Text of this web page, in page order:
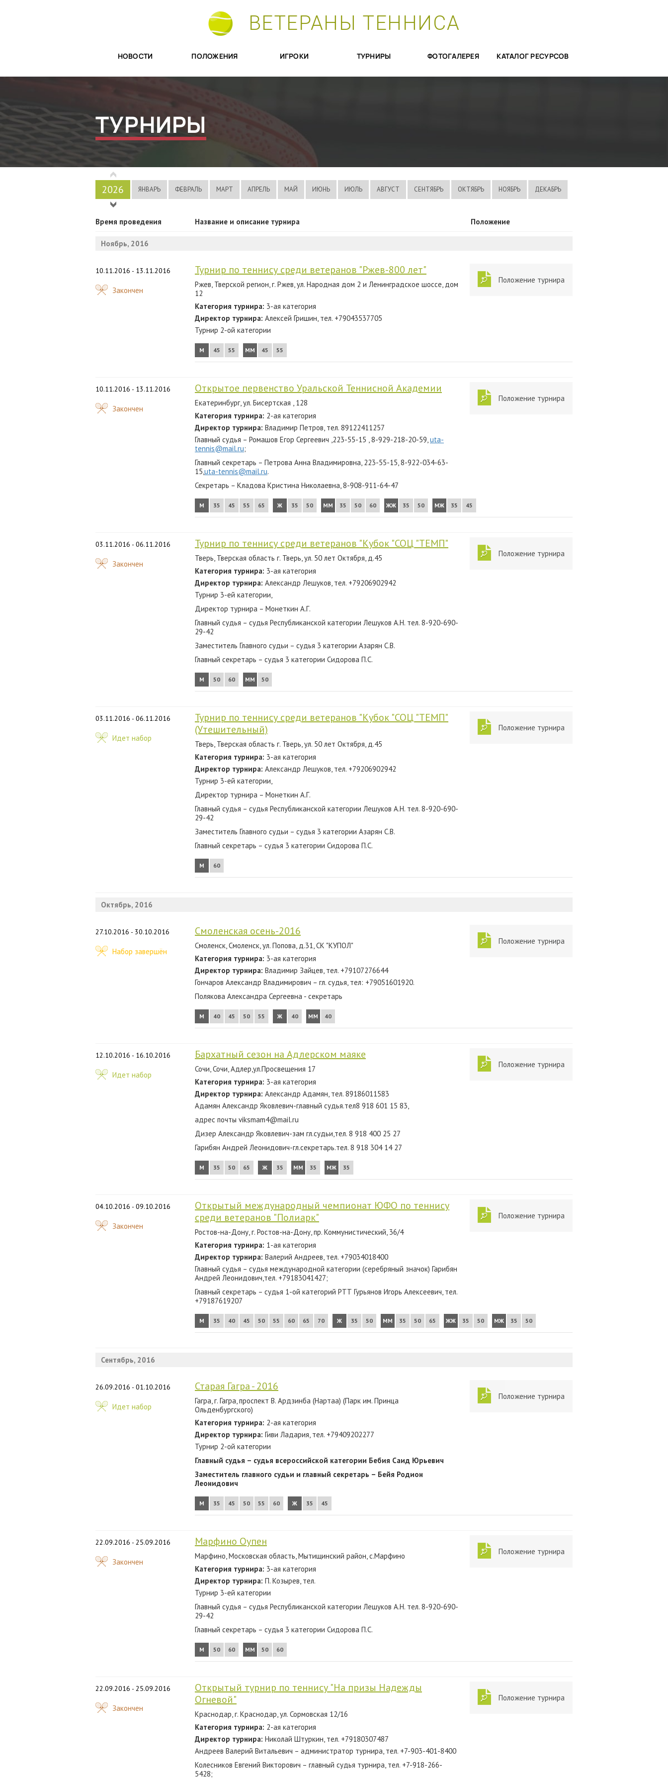
ВЕТЕРАНЫ ТЕННИСА
НОВОСТИ ПОЛОЖЕНИЯ ИГРОКИ ТУРНИРЫ ФОТОГАЛЕРЕЯ КАТАЛОГ РЕСУРСОВ
ТУРНИРЫ
2026
2025
2024
2023
2022
2021
2014
2007
ЯНВАРЬ ФЕВРАЛЬ МАРТ АПРЕЛЬ МАЙ ИЮНЬ ИЮЛЬ АВГУСТ СЕНТЯБРЬ ОКТЯБРЬ НОЯБРЬ ДЕКАБРЬ
Время проведения Название и описание турнира Положение
Ноябрь, 2016
10.11.2016 - 13.11.2016
Закончен
Турнир по теннису среди ветеранов "Ржев-800 лет"
Ржев, Тверской регион, г. Ржев, ул. Народная дом 2 и Ленинградское шоссе, дом
12
Категория турнира: 3-ая категория
Директор турнира: Алексей Гришин, тел. +79043537705
Турнир 2-ой категории
Положение турнира
М 45 55 ММ 45 55
10.11.2016 - 13.11.2016
Закончен
Открытое первенство Уральской Теннисной Академии
Екатеринбург, ул. Бисертская , 128
Категория турнира: 2-ая категория
Директор турнира: Владимир Петров, тел. 89122411257
Главный судья – Ромашов Егор Сергеевич ,223-55-15 , 8-929-218-20-59,uta-
tennis@mail.ru;
Главный секретарь – Петрова Анна Владимировна, 223-55-15, 8-922-034-63-
15,uta-tennis@mail.ru.
Секретарь – Кладова Кристина Николаевна, 8-908-911-64-47
Положение турнира
М 35 45 55 65 Ж 35 50 ММ 35 50 60 ЖЖ 35 50 МЖ 35 45
03.11.2016 - 06.11.2016
Закончен
Турнир по теннису среди ветеранов "Кубок "СОЦ "ТЕМП"
Тверь, Тверская область г. Тверь, ул. 50 лет Октября, д.45
Категория турнира: 3-ая категория
Директор турнира: Александр Лешуков, тел. +79206902942
Турнир 3-ей категории,
Директор турнира – Монеткин А.Г.
Главный судья – судья Республиканской категории Лешуков А.Н. тел. 8-920-690-
29-42
Заместитель Главного судьи – судья 3 категории Азарян С.В.
Главный секретарь – судья 3 категории Сидорова П.С.
Положение турнира
М 50 60 ММ 50
03.11.2016 - 06.11.2016
Идет набор
Турнир по теннису среди ветеранов "Кубок "СОЦ "ТЕМП"
(Утешительный)
Тверь, Тверская область г. Тверь, ул. 50 лет Октября, д.45
Категория турнира: 3-ая категория
Директор турнира: Александр Лешуков, тел. +79206902942
Турнир 3-ей категории,
Директор турнира – Монеткин А.Г.
Главный судья – судья Республиканской категории Лешуков А.Н. тел. 8-920-690-
29-42
Заместитель Главного судьи – судья 3 категории Азарян С.В.
Главный секретарь – судья 3 категории Сидорова П.С.
Положение турнира
М 60
Октябрь, 2016
27.10.2016 - 30.10.2016
Набор завершён
Смоленская осень-2016
Смоленск, Смоленск, ул. Попова, д.31, СК "КУПОЛ"
Категория турнира: 3-ая категория
Директор турнира: Владимир Зайцев, тел. +79107276644
Гончаров Александр Владимирович – гл. судья, тел: +79051601920.
Полякова Александра Сергеевна - секретарь
Положение турнира
М 40 45 50 55 Ж 40 ММ 40
12.10.2016 - 16.10.2016
Идет набор
Бархатный сезон на Адлерском маяке
Сочи, Сочи, Адлер,ул.Просвещения 17
Категория турнира: 3-ая категория
Директор турнира: Александр Адамян, тел. 89186011583
Адамян Александр Яковлевич-главный судья.тел8 918 601 15 83,
адрес почты viksmam4@mail.ru
Дизер Александр Яковлевич-зам гл.судьи,тел. 8 918 400 25 27
Гарибян Андрей Леонидович-гл.секретарь.тел. 8 918 304 14 27
Положение турнира
М 35 50 65 Ж 35 ММ 35 МЖ 35
04.10.2016 - 09.10.2016
Закончен
Открытый международный чемпионат ЮФО по теннису
среди ветеранов "Полиарк"
Ростов-на-Дону, г. Ростов-на-Дону, пр. Коммунистический, 36/4
Категория турнира: 1-ая категория
Директор турнира: Валерий Андреев, тел. +79034018400
Главный судья – судья международной категории (серебряный значок) Гарибян
Андрей Леонидович,тел. +79183041427;
Главный секретарь – судья 1-ой категорий РТТ Гурьянов Игорь Алексеевич, тел.
+79187619207
Положение турнира
М 35 40 45 50 55 60 65 70 Ж 35 50 ММ 35 50 65 ЖЖ 35 50 МЖ 35 50
Сентябрь, 2016
26.09.2016 - 01.10.2016
Идет набор
Старая Гагра - 2016
Гагра, г. Гагра, проспект В. Ардзинба (Нартаа) (Парк им. Принца
Ольденбургского)
Категория турнира: 2-ая категория
Директор турнира: Гиви Ладария, тел. +79409202277
Турнир 2-ой категории
Главный судья – судья всероссийской категории Бебия Саид Юрьевич
Заместитель главного судьи и главный секретарь – Бейя Родион
Леонидович
Положение турнира
М 35 45 50 55 60 Ж 35 45
22.09.2016 - 25.09.2016
Закончен
Марфино Оупен
Марфино, Московская область, Мытищинский район, с.Марфино
Категория турнира: 3-ая категория
Директор турнира: П. Козырев, тел.
Турнир 3-ей категории
Главный судья – судья Республиканской категории Лешуков А.Н. тел. 8-920-690-
29-42
Главный секретарь – судья 3 категории Сидорова П.С.
Положение турнира
М 50 60 ММ 50 60
22.09.2016 - 25.09.2016
Закончен
Открытый турнир по теннису "На призы Надежды
Огневой"
Краснодар, г. Краснодар, ул. Сормовская 12/16
Категория турнира: 2-ая категория
Директор турнира: Николай Штуркин, тел. +79180307487
Андреев Валерий Витальевич – администратор турнира, тел. +7-903-401-8400
Колесников Евгений Викторович – главный судья турнира, тел. +7-918-266-
5428;
Положение турнира